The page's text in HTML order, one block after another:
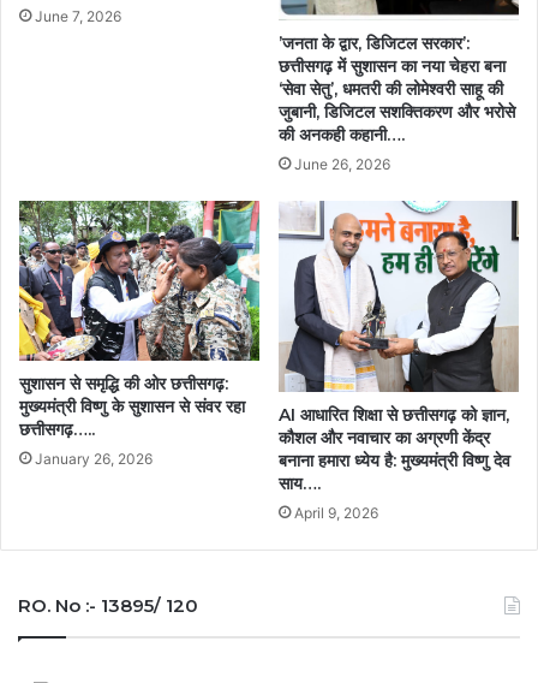
June 7, 2026
​’जनता के द्वार, डिजिटल सरकार’:
छत्तीसगढ़ में सुशासन का नया चेहरा बना
‘सेवा सेतु’, ​धमतरी की लोमेश्वरी साहू की
जुबानी, डिजिटल सशक्तिकरण और भरोसे
की अनकही कहानी….
June 26, 2026
सुशासन से समृद्धि की ओर छत्तीसगढ़:
मुख्यमंत्री विष्णु के सुशासन से संवर रहा
छत्तीसगढ़…..
January 26, 2026
AI आधारित शिक्षा से छत्तीसगढ़ को ज्ञान,
कौशल और नवाचार का अग्रणी केंद्र
बनाना हमारा ध्येय है: मुख्यमंत्री विष्णु देव
साय….
April 9, 2026
RO. No :- 13895/ 120